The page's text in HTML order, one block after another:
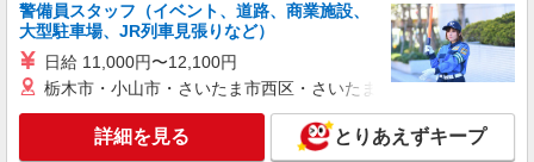
ケンタッキーフライドチキン 京王笹塚店
カウンター・キッチンスタッフ ＜優先募集日
時＞平日（月〜金） 9:00〜14:00
時給1300円 ＜高校生＞時給1250円
東京都渋谷区笹塚1-55-16 クラウン街
警備員スタッフ（イベント、道路、商業施設、
大型駐車場、JR列車見張りなど）
日給 11,000円〜12,100円
栃木市・小山市・さいたま市西区・さいたま市岩槻区・久喜市・
詳細を見る とりあえずキープ